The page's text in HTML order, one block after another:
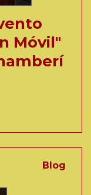
Móvil"
Blog